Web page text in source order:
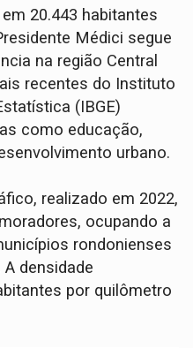
20.443 habitantes
Médici segue
na região Central
recentes do Instituto
(IBGE)
como educação,
urbano.
realizado em 2022,
ocupando a
rondonienses
densidade
por quilômetro